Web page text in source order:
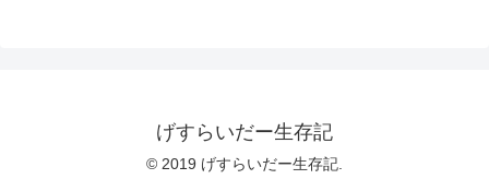
げすらいだー生存記
© 2019 げすらいだー生存記.